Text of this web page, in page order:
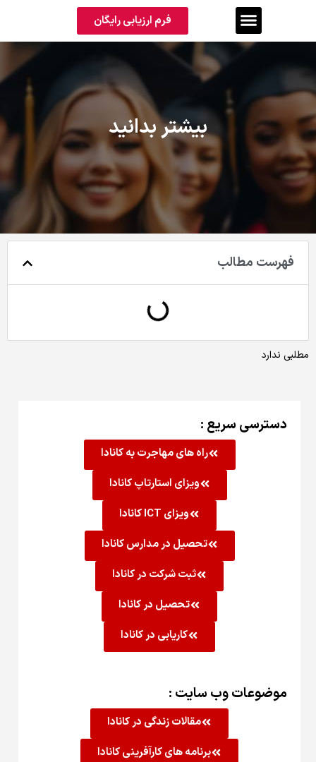
فرم ارزیابی رایگان
بیشتر بدانید
دسترسی سریع :
راه های مهاجرت به کانادا
ویزای استارتاپ کانادا
ویزای ICT کانادا
تحصیل در مدارس کانادا
ثبت شرکت در کانادا
تحصیل در کانادا
کاریابی در کانادا
موضوعات وب سایت :
مقالات زندگی در کانادا
برنامه های کارآفرینی کانادا
فهرست مطالب
مطلبی ندارد